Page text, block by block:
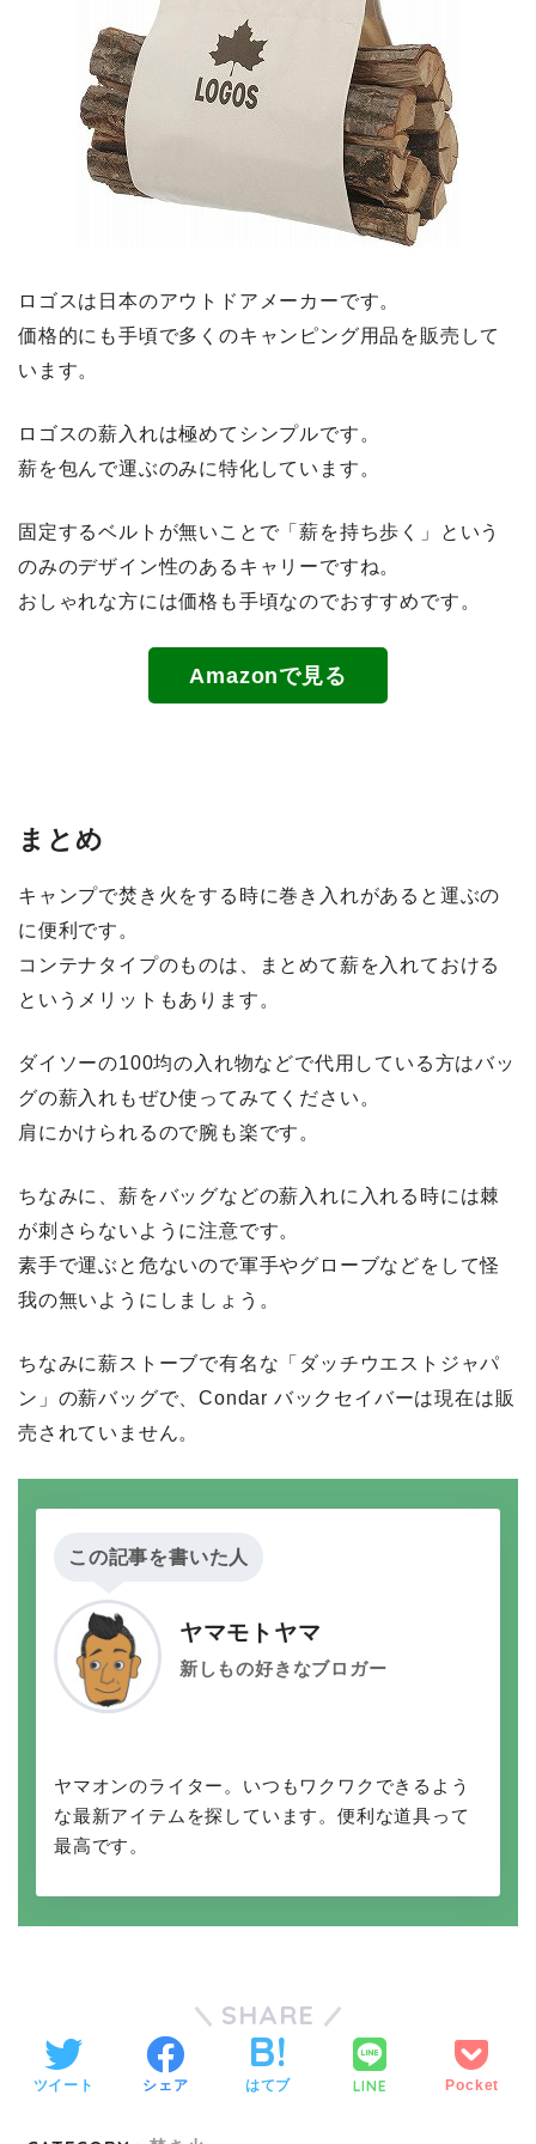
ロゴスは日本のアウトドアメーカーです。
価格的にも手頃で多くのキャンピング用品を販売して
います。
ロゴスの薪入れは極めてシンプルです。
薪を包んで運ぶのみに特化しています。
固定するベルトが無いことで「薪を持ち歩く」という
のみのデザイン性のあるキャリーですね。
おしゃれな方には価格も手頃なのでおすすめです。
Amazonで見る
まとめ
キャンプで焚き火をする時に巻き入れがあると運ぶの
に便利です。
コンテナタイプのものは、まとめて薪を入れておける
というメリットもあります。
ダイソーの100均の入れ物などで代用している方はバッ
グの薪入れもぜひ使ってみてください。
肩にかけられるので腕も楽です。
ちなみに、薪をバッグなどの薪入れに入れる時には棘
が刺さらないように注意です。
素手で運ぶと危ないので軍手やグローブなどをして怪
我の無いようにしましょう。
ちなみに薪ストーブで有名な「ダッチウエストジャパ
ン」の薪バッグで、Condar バックセイバーは現在は販
売されていません。
この記事を書いた人
ヤマモトヤマ
新しもの好きなブロガー
ヤマオンのライター。いつもワクワクできるよう
な最新アイテムを探しています。便利な道具って
最高です。
SHARE
ツイート シェア はてブ LINE Pocket